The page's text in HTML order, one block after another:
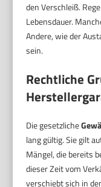
den Verschleiß.
Lebensdauer.
Andere, wie der
sein.
Rechtliche
Die gesetzliche
lang gültig. Sie gilt
Mängel, die bereits
dieser Zeit vom
verschiebt sich in